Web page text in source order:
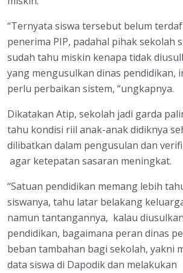
“Ternyata siswa tersebut belum
penerima PIP, padahal pihak sekolah
sudah tahu miskin kenapa tidak
yang mengusulkan dinas pendidikan,
perlu perbaikan sistem, “ungkapnya.
Dikatakan Atip, sekolah jadi garda
tahu kondisi riil anak-anak didiknya
dilibatkan dalam pengusulan dan
agar ketepatan sasaran meningkat.
“Satuan pendidikan memang lebih
siswanya, tahu latar belakang
namun tantangannya, kalau
pendidikan, bagaimana peran dinas
beban tambahan bagi sekolah, yakni
data siswa di Dapodik dan melakukan